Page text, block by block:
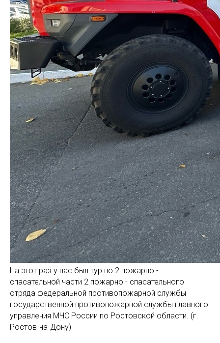
На этот раз у нас был тур по 2 пожарно -
спасательной части 2 пожарно - спасательного
отряда федеральной противопожарной службы
государственной противопожарной службы главного
управления МЧС России по Ростовской области. (г.
Ростов-на-Дону)